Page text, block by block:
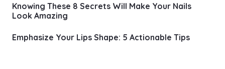
Knowing These 8 Secrets Will Make Your Nails
Look Amazing
Emphasize Your Lips Shape: 5 Actionable Tips